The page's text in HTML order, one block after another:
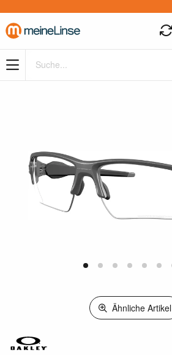
Zum Hauptinhalt springen
Ähnliche Artikel